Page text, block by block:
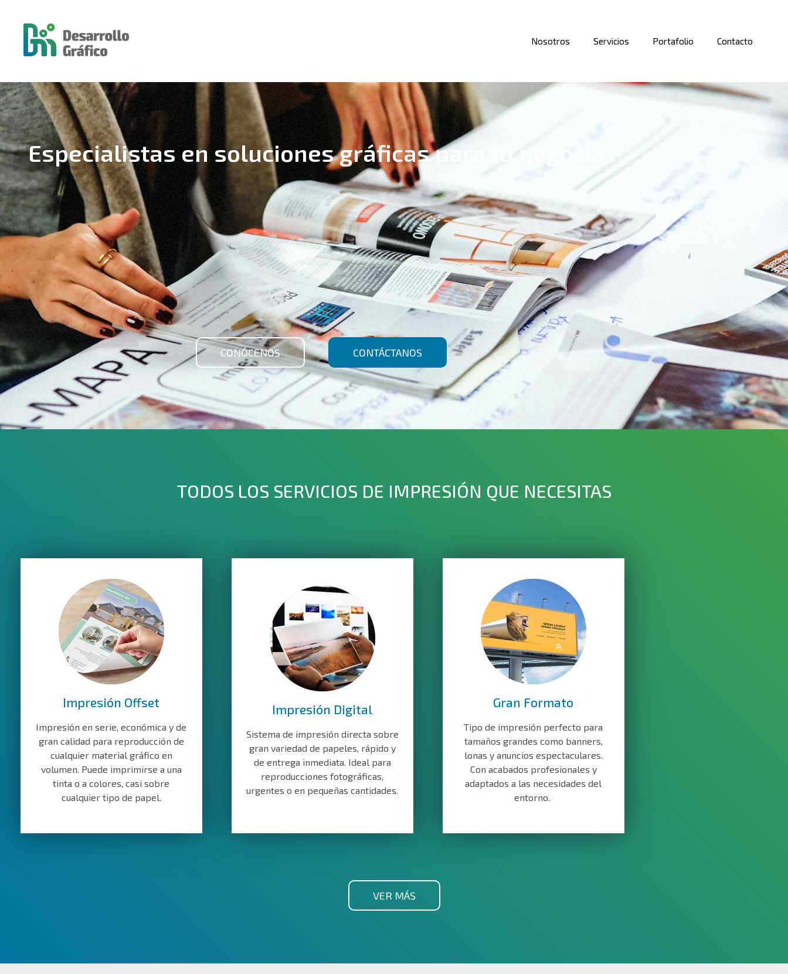
Nosotros Servicios Portafolio Contacto
Especialistas en soluciones gráficas para tu negocio
CONÓCENOS CONTÁCTANOS
TODOS LOS SERVICIOS DE IMPRESIÓN QUE NECESITAS
Impresión Offset
Impresión en serie, económica y de
gran calidad para reproducción de
cualquier material gráfico en
volumen. Puede imprimirse a una
tinta o a colores, casi sobre
cualquier tipo de papel.
Impresión Digital
Sistema de impresión directa sobre
gran variedad de papeles, rápido y
de entrega inmediata. Ideal para
reproducciones fotográficas,
urgentes o en pequeñas cantidades.
Gran Formato
Tipo de impresión perfecto para
tamaños grandes como banners,
lonas y anuncios espectaculares.
Con acabados profesionales y
adaptados a las necesidades del
entorno.
VER MÁS